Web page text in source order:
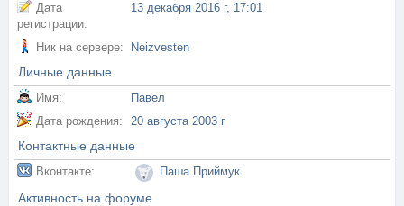
Дата
регистрации:
13 декабря 2016 г, 17:01
Ник на сервере: Neizvesten
Личные данные
Имя:
Павел
Дата рождения:
20 августа 2003 г
Контактные данные
Вконтакте: Паша Приймук
Активность на форуме